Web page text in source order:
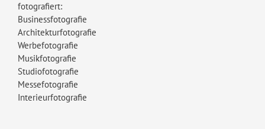
fotografiert:
Businessfotografie
Architekturfotografie
Werbefotografie
Musikfotografie
Studiofotografie
Messefotografie
Interieurfotografie